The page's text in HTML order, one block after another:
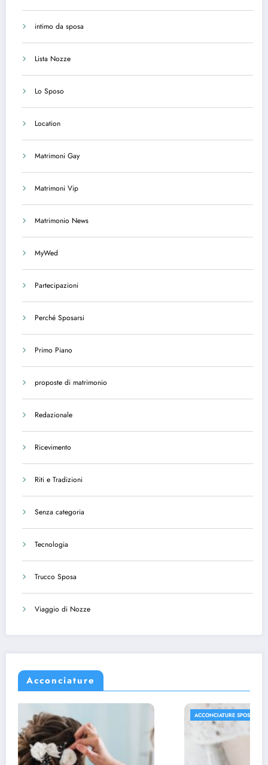
intimo da sposa
Lista Nozze
Lo Sposo
Location
Matrimoni Gay
Matrimoni Vip
Matrimonio News
MyWed
Partecipazioni
Perché Sposarsi
Primo Piano
proposte di matrimonio
Redazionale
Ricevimento
Riti e Tradizioni
Senza categoria
Tecnologia
Trucco Sposa
Viaggio di Nozze
Acconciature
ACCONCIATURE SPOSA